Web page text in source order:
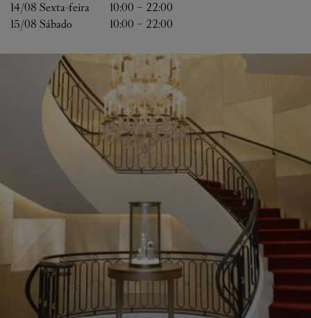
14/08 Sexta-feira 10:00 - 22:00
15/08 Sábado 10:00 - 22:00